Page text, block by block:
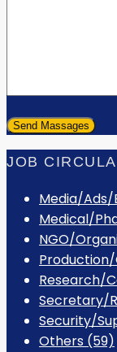
JOB
Media/Ads/
Medical/
NGO/
Research/
Secretary/
Security/
Others (59)